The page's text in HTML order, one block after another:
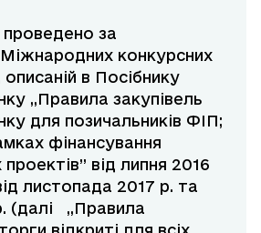
за
конкурсних
в Посібнику
„Правила закупівель
для позичальників ФІП;
фінансування
проектів” від липня 2016
листопада 2017 р. та
(далі „Правила